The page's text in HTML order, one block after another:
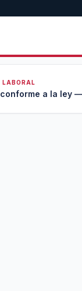
LABORAL
a la ley